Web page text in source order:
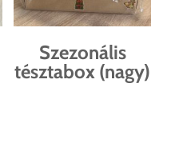
Szezonális
tésztabox (nagy)